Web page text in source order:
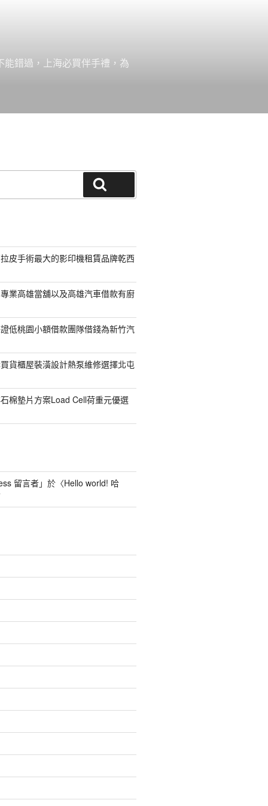
錯過，上海必買伴手禮，為
皮手術最大的影印機租賃品牌乾西
業高雄當舖以及高雄汽車借款有廚
低桃園小額借款團隊借錢為新竹汽
貨櫃屋裝潢設計熱泵維修選擇北屯
棉墊片方案Load Cell荷重元優選
留言者」於〈Hello world! 哈